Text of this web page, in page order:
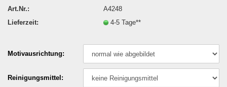
Art.Nr.:
A4248
Lieferzeit:
4-5 Tage**
Motivausrichtung:
Reinigungsmittel: